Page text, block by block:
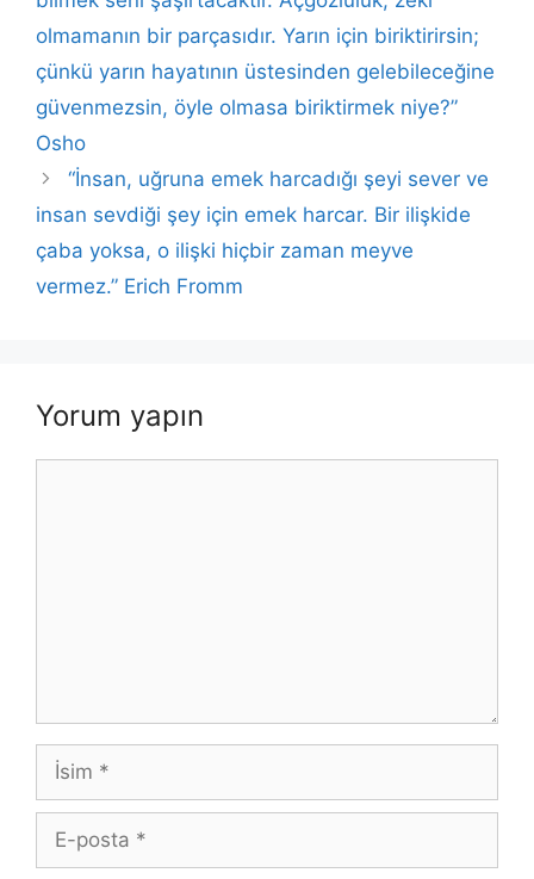
k
o
k
p
k
olmamanın bir parçasıdır. Yarın için biriktirirsin;
çünkü yarın hayatının üstesinden gelebileceğine
güvenmezsin, öyle olmasa biriktirmek niye?”
Osho
“İnsan, uğruna emek harcadığı şeyi sever ve
insan sevdiği şey için emek harcar. Bir ilişkide
çaba yoksa, o ilişki hiçbir zaman meyve
vermez.” Erich Fromm
Yorum yapın
İsim
posta